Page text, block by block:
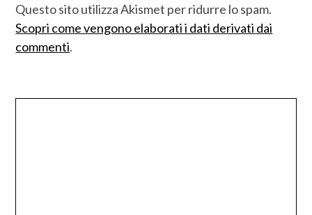
Questo sito utilizza Akismet per ridurre lo spam.
Scopri come vengono elaborati i dati derivati dai
commenti.